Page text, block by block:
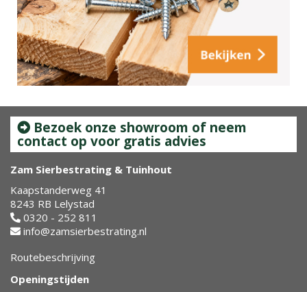
Bezoek onze showroom of neem
contact op voor gratis advies
Zam Sierbestrating & Tuinhout
Kaapstanderweg 41
8243 RB Lelystad
0320 - 252 811
info@zamsierbestrating.nl
Routebeschrijving
Openingstijden